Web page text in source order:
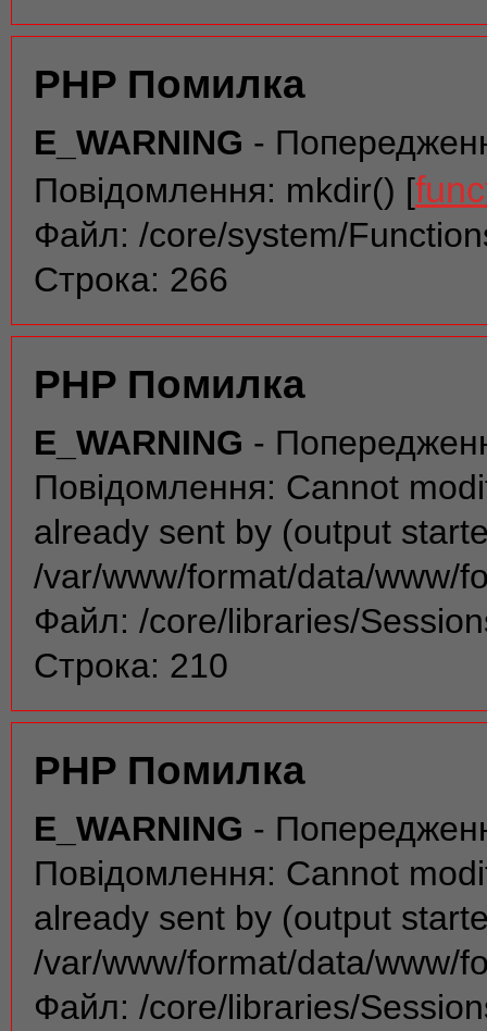
PHP Помилка
E_WARNING -
Повідомлення: mkdir() [
Файл: /core/system/
Строка: 266
PHP Помилка
E_WARNING -
Повідомлення: Cannot
already sent by (output
/var/www/format/data/www/
Файл: /core/libraries/
Строка: 210
PHP Помилка
E_WARNING -
Повідомлення: Cannot
already sent by (output
/var/www/format/data/www/
Файл: /core/libraries/